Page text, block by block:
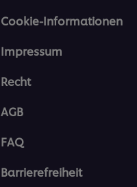
Cookie-Informationen
Impressum
Recht
AGB
FAQ
Barrierefreiheit